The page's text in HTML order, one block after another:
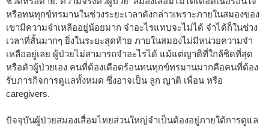
หรือทนทุกข์ทรมานในช่วงระยะเวลาดังกล่าวเพราะภายในสมองของ
เขามีความจำเหลืออยู่น้อยมาก จำอะไรแทบจะไม่ได้ จำได้ก็ในช่วง
เวลาที่สั้นมากๆ ยิ่งในระยะสุดท้าย ภายในสมองไม่มีหน่วยความจำ
เหลืออยู่เลย ผู้ป่วยไม่สามารถจำอะไรได้ แม้แต่ญาติที่ใกล้ชิดที่สุด
หรือตัวผู้ป่วยเอง คนที่ต้องเดือดร้อนทนทุกข์ทรมานมากคือคนที่ต้อง
รับภารกิจการดูแลทั้งหมด ซึ่งอาจเป็น ลูก ญาติ เพื่อน หรือ
caregivers.
ปัจจุบันผู้ป่วยสมองเสื่อมไทยส่วนใหญ่จำเป็นต้องอยู่ภายใต้การดูแล